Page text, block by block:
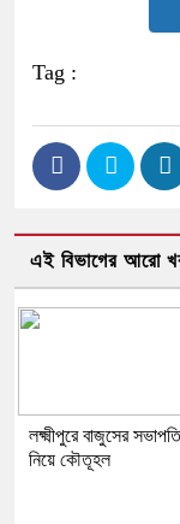
Tag :
এই বিভাগের আরো
লক্ষ্মীপুরে বাজুসের সভাপতি
নিয়ে কৌতূহল